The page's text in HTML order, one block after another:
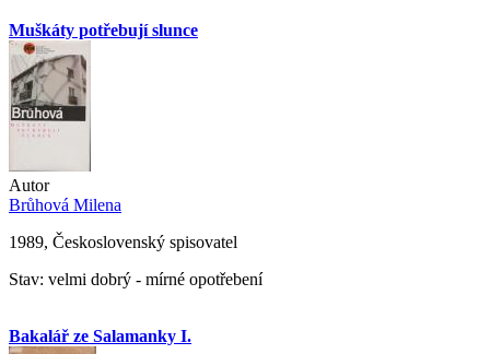
Muškáty potřebují slunce
Autor
Brůhová Milena
1989, Československý spisovatel
Stav: velmi dobrý - mírné opotřebení
Bakalář ze Salamanky I.